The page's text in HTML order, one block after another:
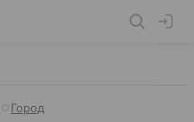
Город